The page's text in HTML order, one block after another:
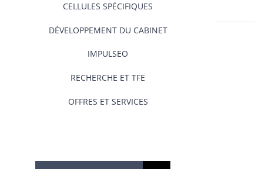
CELLULES SPÉCIFIQUES
DÉVELOPPEMENT DU CABINET
IMPULSEO
RECHERCHE ET TFE
OFFRES ET SERVICES